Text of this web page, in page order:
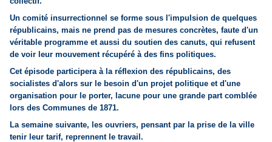
Un comité insurrectionnel se forme sous l'impulsion de quelques
républicains, mais ne prend pas de mesures concrètes, faute d'un
véritable programme et aussi du soutien des canuts, qui refusent
de voir leur mouvement récupéré à des fins politiques.
Cet épisode participera à la réflexion des républicains, des
socialistes d'alors sur le besoin d'un projet politique et d'une
organisation pour le porter, lacune pour une grande part comblée
lors des Communes de 1871.
La semaine suivante, les ouvriers, pensant par la prise de la ville
tenir leur tarif, reprennent le travail.